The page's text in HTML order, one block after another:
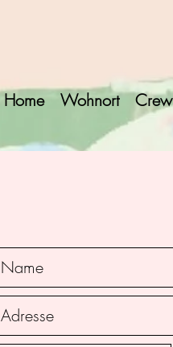
Home Wohnort Crew